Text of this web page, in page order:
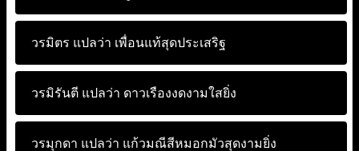
วรมิตร แปลว่า เพื่อนแท้สุดประเสริฐ
วรมิรันตี แปลว่า ดาวเรืองงดงามใสยิ่ง
วรมุกดา แปลว่า แก้วมณีสีหมอกมัวสุดงามยิ่ง